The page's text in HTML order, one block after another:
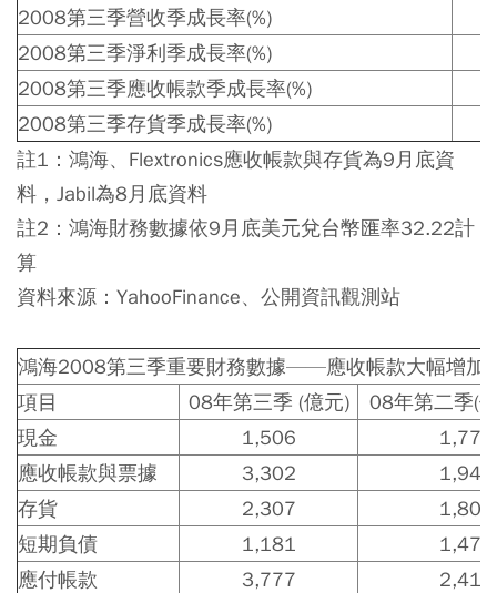
2008第三季營收季成長率(%)
2008第三季淨利季成長率(%)
2008第三季應收帳款季成長率(%)
2008第三季存貨季成長率(%)
註1：鴻海、Flextronics應收帳款與存貨為9月底資
料，Jabil為8月底資料
註2：鴻海財務數據依9月底美元兌台幣匯率32.22計
算
資料來源：YahooFinance、公開資訊觀測站
鴻海2008第三季重要財務數據——應收帳款大幅增加
項目
08年第三季 (億元)
08年第二
現金
1,506
1,774
應收帳款與票據
3,302
1,949
存貨
2,307
1,806
短期負債
1,181
1,478
應付帳款
3,777
2,415